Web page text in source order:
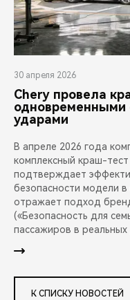
30 апреля 2026
Chery провела
ударами
В апреле 2026 года
комплексный краш-
подтверждает
безопасности модели
отражает подход
(«Безопасность для
пассажиров в
К СПИСКУ НОВОСТЕЙ